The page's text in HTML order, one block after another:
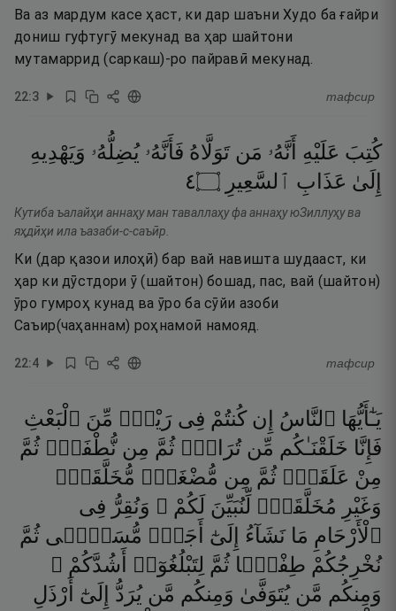
Ва аз мардум касе ҳаст, ки дар шаъни Худо ба ғайри
дониш гуфтугӯ мекунад ва ҳар шайтони
мутамаррид (саркаш)-ро пайравӣ мекунад.
22:3 тафсир
كُتِبَ عَلَيْهِ أَنَّهُۥ مَن تَوَلَّاهُ فَأَنَّهُۥ يُضِلُّهُۥ وَيَهْدِيهِ
إِلَىٰ عَذَابِ ٱلسَّعِيرِ ۝٤
Кутиба ъалайҳи аннаҳу ман таваллаҳу фа аннаҳу юЗиллуҳу ва
яҳдӣҳи ила ъазаби-с-саъӣр.
Ки (дар қазои илоҳӣ) бар вай навишта шудааст, ки
ҳар ки дӯстдори ӯ (шайтон) бошад, пас, вай (шайтон)
ӯро гумроҳ кунад ва ӯро ба сӯйи азоби
Саъир(чаҳаннам) роҳнамоӣ намояд.
22:4 тафсир
يَـٰٓأَيُّهَا ٱلنَّاسُ إِن كُنتُمْ فِى رَيْبٍۢ مِّنَ ٱلْبَعْثِ
فَإِنَّا خَلَقْنَـٰكُم مِّن تُرَابٍۢ ثُمَّ مِن نُّطْفَةٍۢ ثُمَّ
مِنْ عَلَقَةٍۢ ثُمَّ مِن مُّضْغَةٍۢ مُّخَلَّقَةٍۢ
وَغَيْرِ مُخَلَّقَةٍۢ لِّنُبَيِّنَ لَكُمْ ۚ وَنُقِرُّ فِى
ٱلْأَرْحَامِ مَا نَشَآءُ إِلَىٰٓ أَجَلٍۢ مُّسَمًّۭى ثُمَّ
نُخْرِجُكُمْ طِفْلًۭا ثُمَّ لِتَبْلُغُوٓا۟
أَشُدَّكُمْ ۖ
وَمِنكُم مَّن يُتَوَفَّىٰ وَمِنكُم مَّن يُرَدُّ إِلَىٰٓ أَرْذَلِ